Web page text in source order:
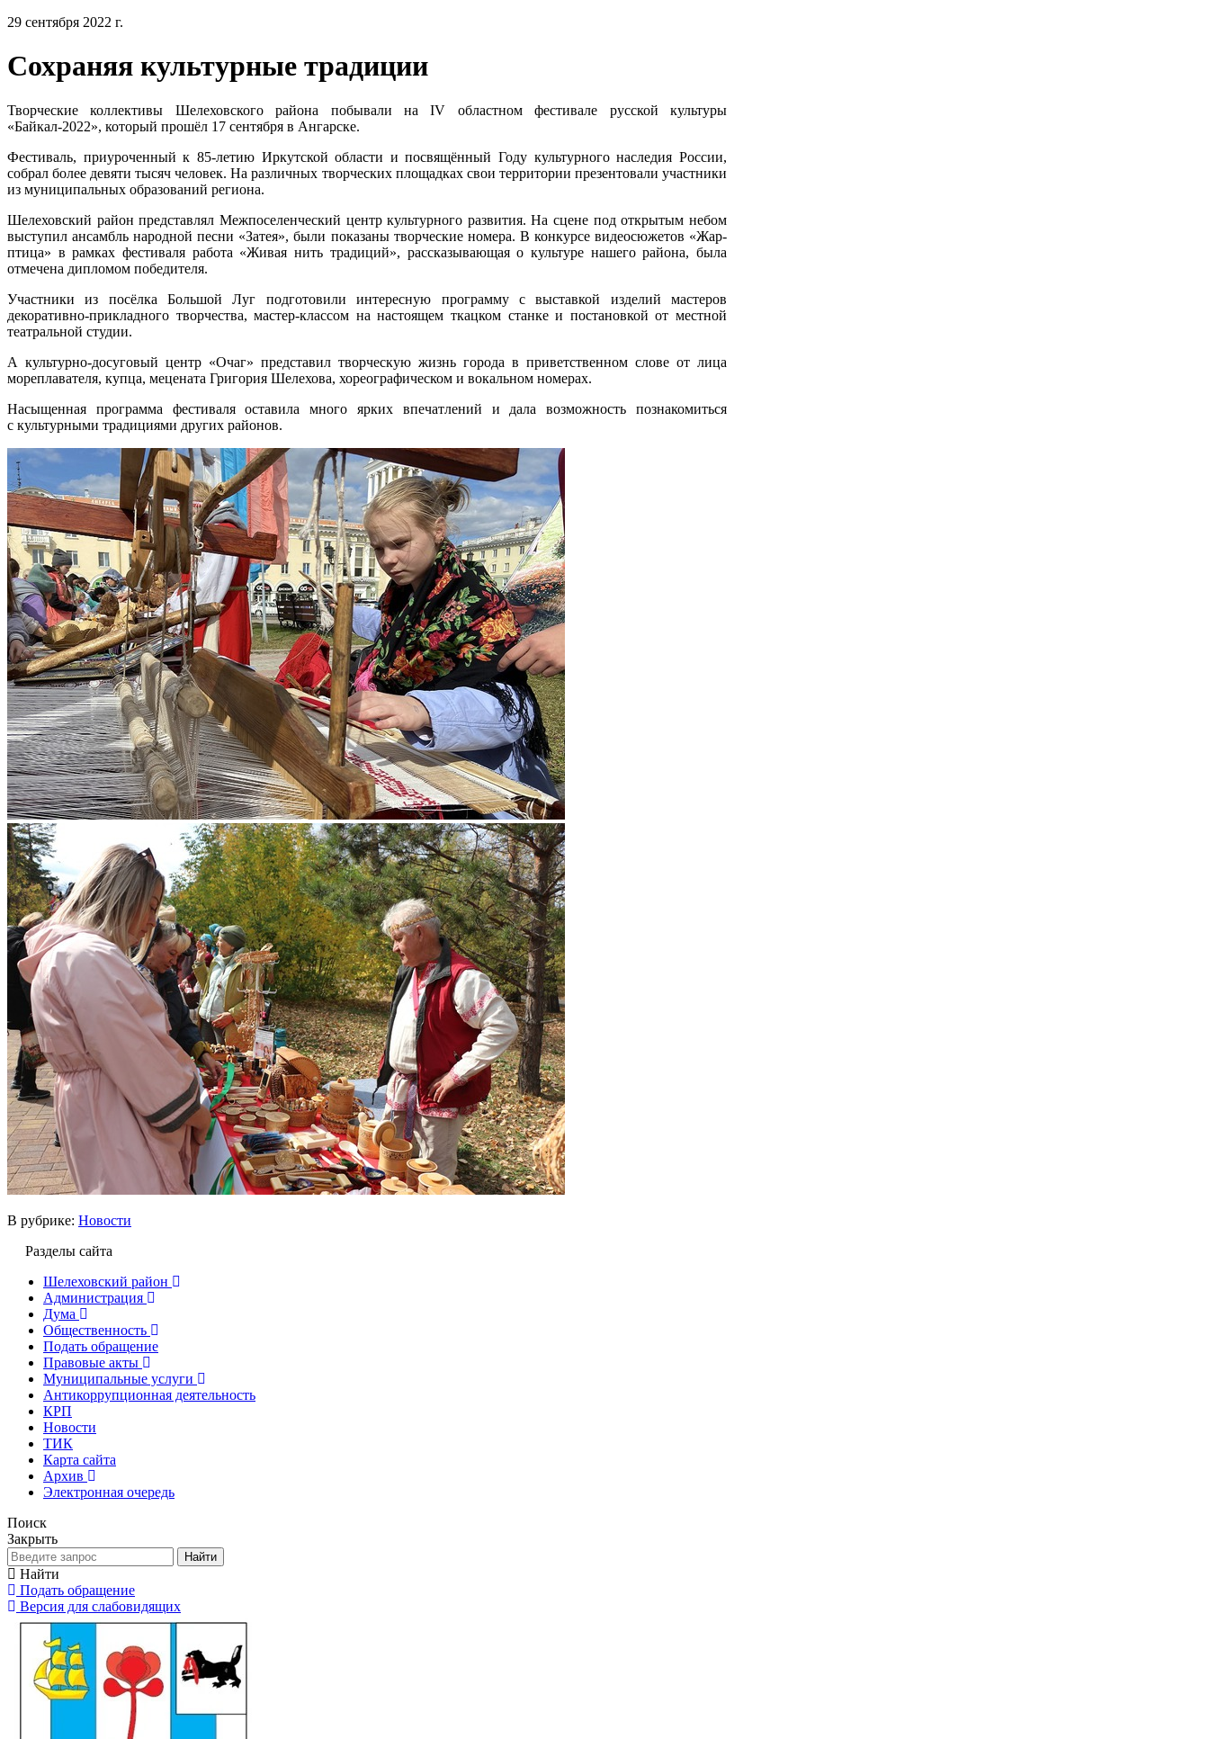
29 сентября 2022 г.
Сохраняя культурные традиции
Творческие коллективы Шелеховского района побывали на IV областном фестивале русской культуры
«Байкал-2022», который прошёл 17 сентября в Ангарске.
Фестиваль, приуроченный к 85-летию Иркутской области и посвящённый Году культурного наследия России,
собрал более девяти тысяч человек. На различных творческих площадках свои территории презентовали участники
из муниципальных образований региона.
Шелеховский район представлял Межпоселенческий центр культурного развития. На сцене под открытым небом
выступил ансамбль народной песни «Затея», были показаны творческие номера. В конкурсе видеосюжетов «Жар-
птица» в рамках фестиваля работа «Живая нить традиций», рассказывающая о культуре нашего района, была
отмечена дипломом победителя.
Участники из посёлка Большой Луг подготовили интересную программу с выставкой изделий мастеров
декоративно-прикладного творчества, мастер-классом на настоящем ткацком станке и постановкой от местной
театральной студии.
А культурно-досуговый центр «Очаг» представил творческую жизнь города в приветственном слове от лица
мореплавателя, купца, мецената Григория Шелехова, хореографическом и вокальном номерах.
Насыщенная программа фестиваля оставила много ярких впечатлений и дала возможность познакомиться
с культурными традициями других районов.
В рубрике: Новости
Разделы сайта
Шелеховский район
Администрация
Дума
Общественность
Подать обращение
Правовые акты
Муниципальные услуги
Антикоррупционная деятельность
КРП
Новости
ТИК
Карта сайта
Архив
Электронная очередь
Поиск
Закрыть
Найти
Найти
Подать обращение
Версия для слабовидящих